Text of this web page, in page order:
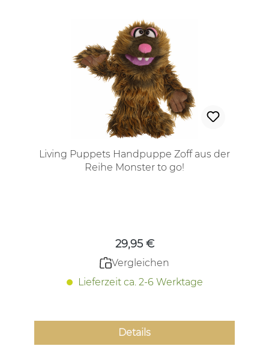
Living Puppets Handpuppe Zoff aus der
Reihe Monster to go!
29,95 €
Vergleichen
Lieferzeit ca. 2-6 Werktage
Details